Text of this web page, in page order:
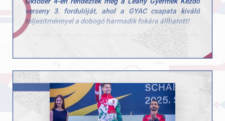
verseny 3. fordulóját, ahol a GYAC csapata kiváló
teljesítménnyel a dobogó harmadik fokára állhatott!
A kislányok ismét megmutatták, milyen kitartó munkát
végeznek hétről hétre, és hogy a csapategység valódi
erőt jelent.
A csapat tagjai: Tátrai Karolina, Scheller Júlia Anna,
Stoiber Dalma, Hunorfi Heléna és Zoller-Delbó Zorka.
Versenyen kívül Herenkovics Rozália is bemutatta
tudását.
Edzőiknek, Szűcs Szonjának és Kardos Botondnak